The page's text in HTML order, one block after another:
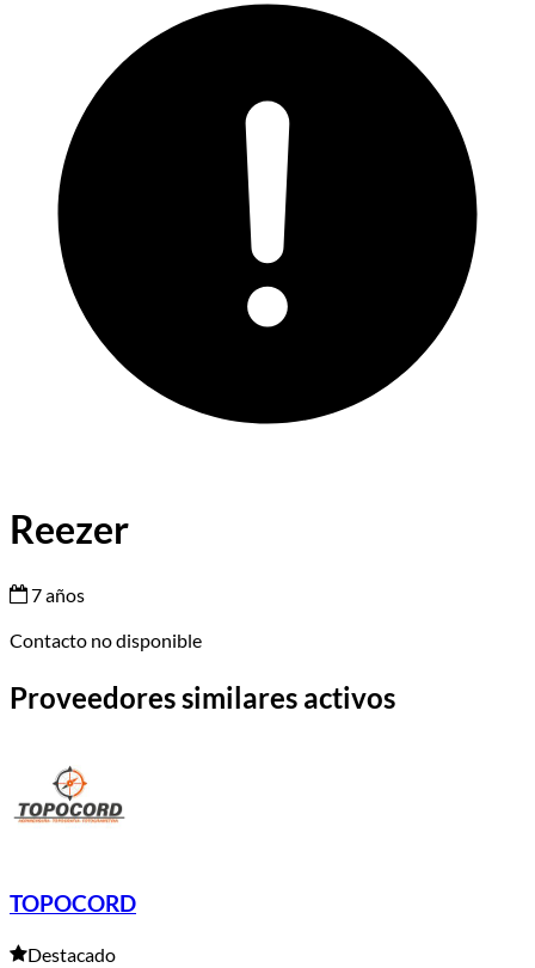
Reezer
7 años
Contacto no disponible
Proveedores similares activos
TOPOCORD
Destacado